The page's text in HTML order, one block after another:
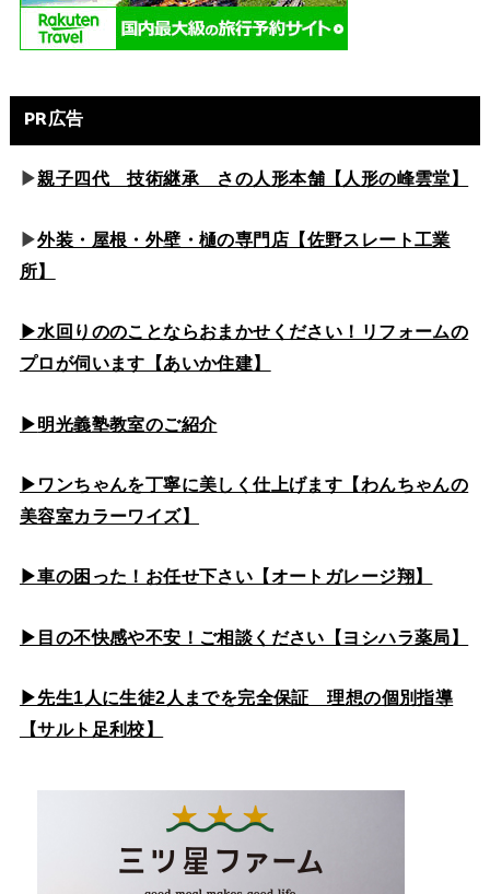
PR広告
▶親子四代 技術継承 さの人形本舗【人形の峰雲堂】
▶外装・屋根・外壁・樋の専門店【佐野スレート工業
所】
▶水回りののことならおまかせください！リフォームの
プロが伺います【あいか住建】
▶明光義塾教室のご紹介
▶ワンちゃんを丁寧に美しく仕上げます【わんちゃんの
美容室カラーワイズ】
▶車の困った！お任せ下さい【オートガレージ翔】
▶目の不快感や不安！ご相談ください【ヨシハラ薬局】
▶先生1人に生徒2人までを完全保証 理想の個別指導
【サルト足利校】